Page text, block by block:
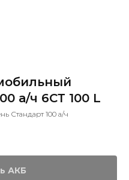
а/ч 6СТ 100 L
Стандарт 100 а/ч
АКБ